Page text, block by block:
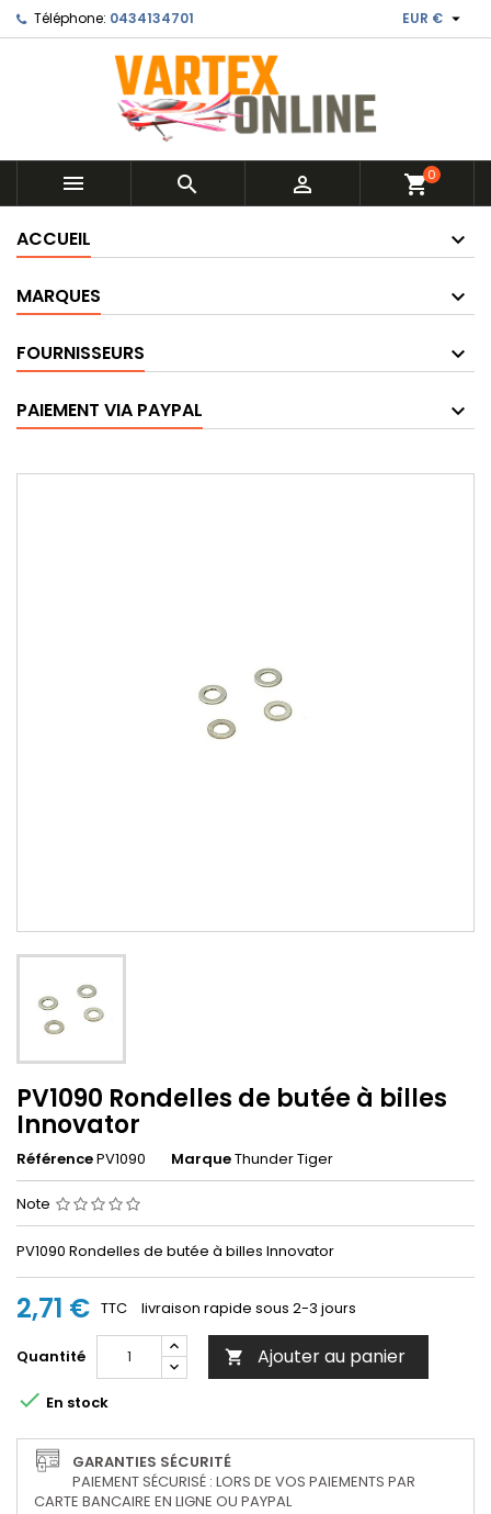
Téléphone: 0434134701 EUR € 
   shopping_cart0
ACCUEIL
MARQUES
FOURNISSEURS
PAIEMENT VIA PAYPAL
PV1090 Rondelles de butée à billes
Innovator
RéférencePV1090 MarqueThunder Tiger
Note
PV1090 Rondelles de butée à billes Innovator
2,71 € TTC livraison rapide sous 2-3 jours
Quantité  Ajouter au panier
 En stock
GARANTIES SÉCURITÉ
PAIEMENT SÉCURISÉ : LORS DE VOS PAIEMENTS PAR
CARTE BANCAIRE EN LIGNE OU PAYPAL